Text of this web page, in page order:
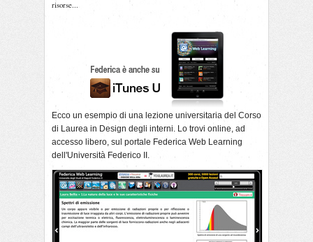
risorse...
Ecco un esempio di una lezione universitaria del Corso
di Laurea in Design degli interni. Lo trovi online , ad
accesso libero, sul portale Federica Web Learning
dell'Università Federico II.